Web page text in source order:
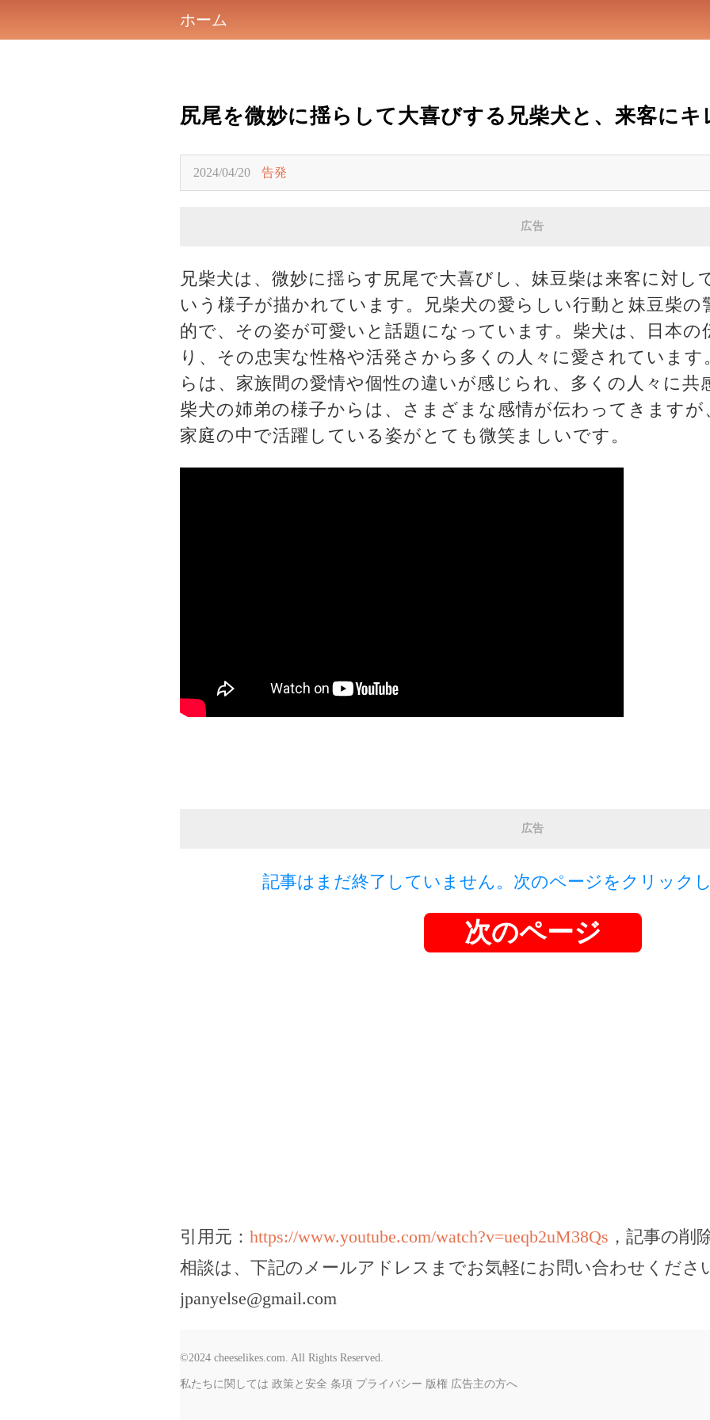
ホーム
尻尾を微妙に揺らして大喜びする兄柴犬と、来客にキ
2024/04/20 告発
広告
兄柴犬は、微妙に揺らす尻尾で大喜びし、妹豆柴は来客に対し
いう様子が描かれています。兄柴犬の愛らしい行動と妹豆柴の
的で、その姿が可愛いと話題になっています。柴犬は、日本の
り、その忠実な性格や活発さから多くの人々に愛されています
らは、家族間の愛情や個性の違いが感じられ、多くの人々に共
柴犬の姉弟の様子からは、さまざまな感情が伝わってきます
家庭の中で活躍している姿がとても微笑ましいです。
広告
記事はまだ終了していません。次のページをクリック
次のページ
引用元： https://www.youtube.com/watch?v=ueqb2uM38Qs ，記事の削
相談は、下記のメールアドレスまでお気軽にお問い合わせくださ
jpanyelse@gmail.com
©2024 cheeselikes.com. All Rights Reserved.
私たちに関しては 政策と安全 条項 プライバシー 版権 広告主の方へ